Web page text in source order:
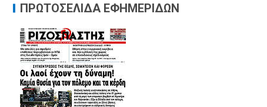
ΠΡΩΤΟΣΕΛΙΔΑ ΕΦΗΜΕΡΙΔΩΝ